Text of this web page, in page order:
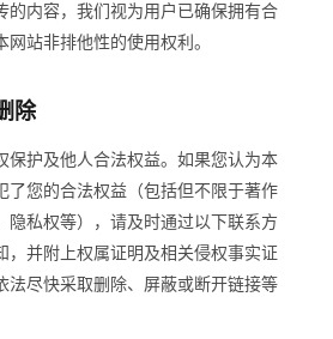
的内容，我们视为用户已确保拥有合
站非排他性的使用权利。
除
保护及他人合法权益。如果您认为本
了您的合法权益（包括但不限于著作
隐私权等），请及时通过以下联系方
，并附上权属证明及相关侵权事实证
法尽快采取删除、屏蔽或断开链接等